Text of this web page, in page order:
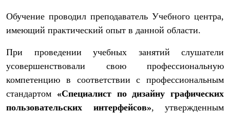
Обучение проводил преподаватель Учебного центра,
имеющий практический опыт в данной области.
При проведении учебных занятий слушатели
усовершенствовали свою профессиональную
компетенцию в соответствии с профессиональным
стандартом «Специалист по дизайну графических
пользовательских интерфейсов», утвержденным